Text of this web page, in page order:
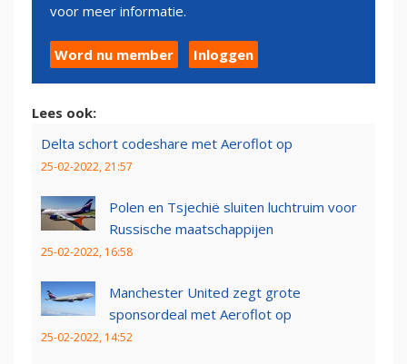
voor meer informatie.
Word nu member Inloggen
Lees ook:
Delta schort codeshare met Aeroflot op
25-02-2022, 21:57
Polen en Tsjechië sluiten luchtruim voor
Russische maatschappijen
25-02-2022, 16:58
Manchester United zegt grote
sponsordeal met Aeroflot op
25-02-2022, 14:52